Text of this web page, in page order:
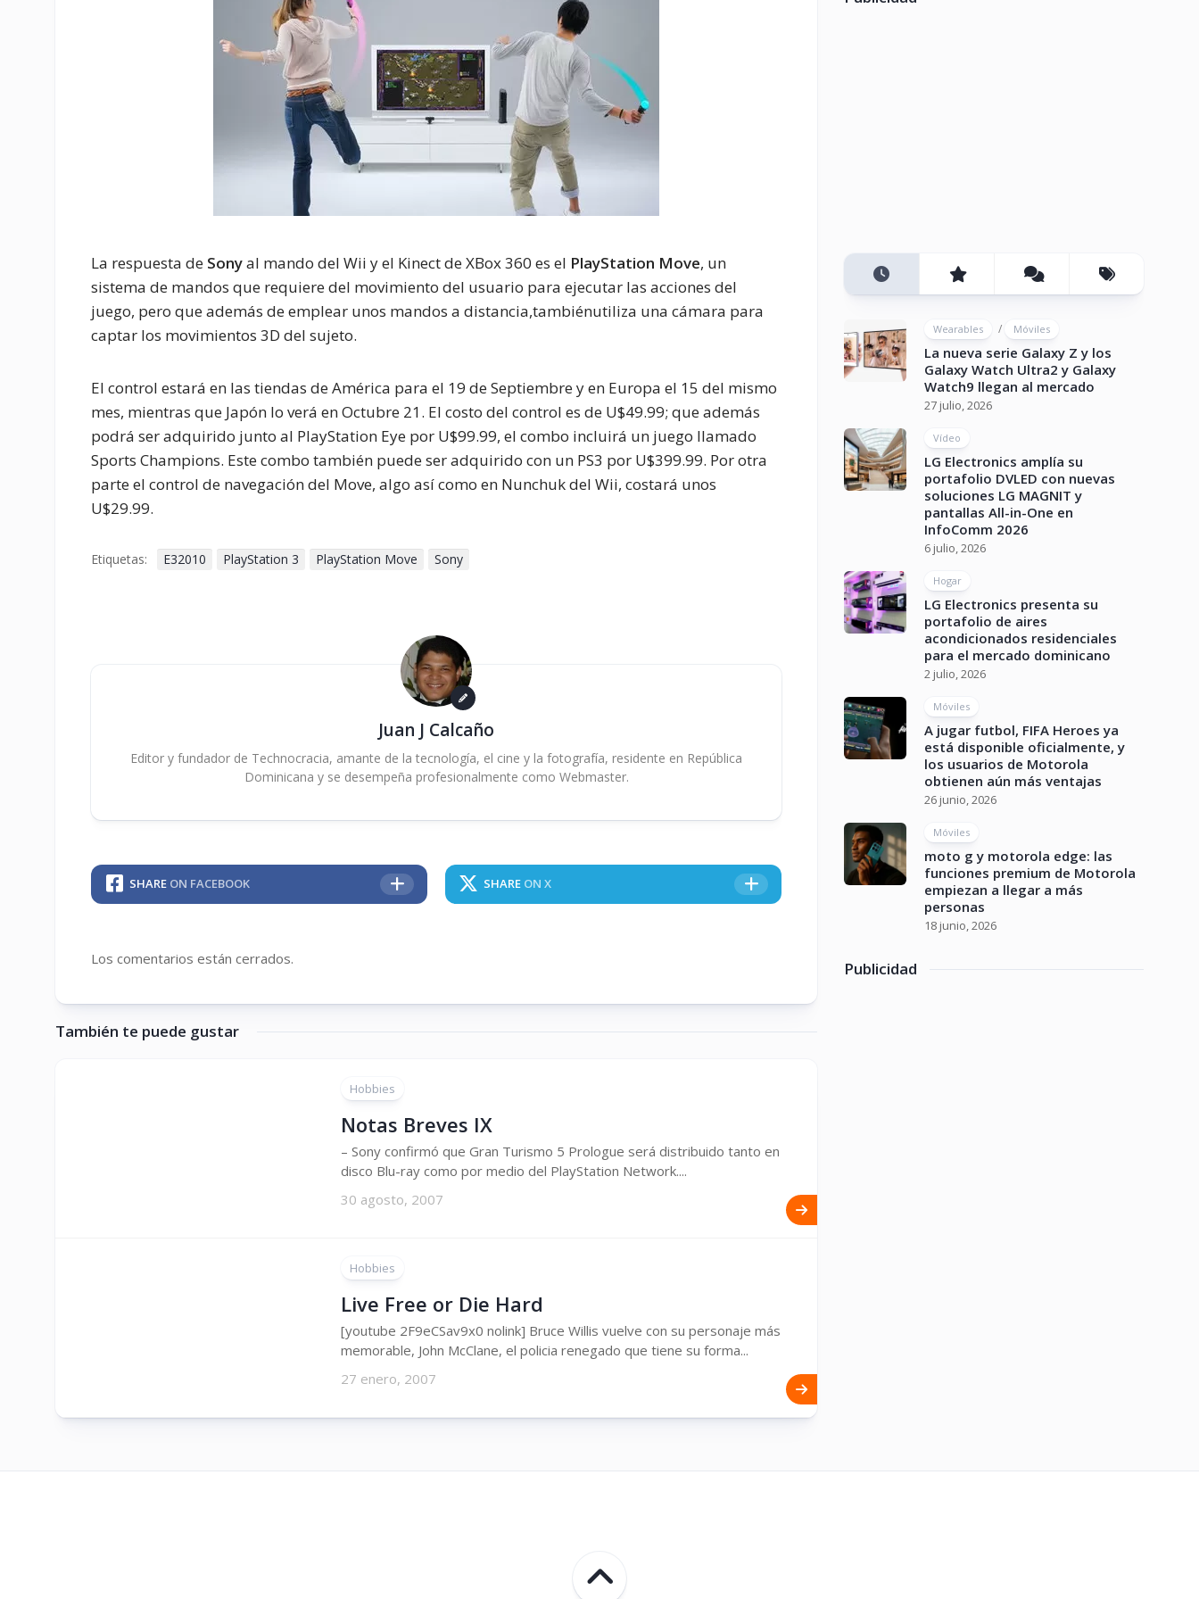
La respuesta de Sonyal mando del Wii y el Kinect de XBox 360 es el PlayStation Move, un
sistema de mandos que requiere del movimiento del usuario para ejecutar las acciones del
juego, pero que además de emplear unos mandos a distancia,tambiénutiliza una cámara para
captar los movimientos 3D del sujeto.
El control estará en las tiendas de América para el 19 de Septiembre y en Europa el 15 del mismo
mes, mientras que Japón lo verá en Octubre 21. El costo del control es de U$49.99; que además
podrá ser adquirido junto al PlayStation Eye por U$99.99, el combo incluirá un juego llamado
Sports Champions. Este combo también puede ser adquirido con un PS3 por U$399.99. Por otra
parte el control de navegación del Move, algo así como en Nunchuk del Wii, costará unos
U$29.99.
Etiquetas: E32010 PlayStation 3 PlayStation Move Sony
Juan J Calcaño
Editor y fundador de Technocracia, amante de la tecnología, el cine y la fotografía, residente en República
Dominicana y se desempeña profesionalmente como Webmaster.
SHARE ON FACEBOOK SHARE ON X
Los comentarios están cerrados.
También te puede gustar
Hobbies
Notas Breves IX
– Sony confirmó que Gran Turismo 5 Prologue será distribuido tanto en
disco Blu-ray como por medio del PlayStation Network....
30 agosto, 2007
Hobbies
Live Free or Die Hard
[youtube 2F9eCSav9x0 nolink] Bruce Willis vuelve con su personaje más
memorable, John McClane, el policia renegado que tiene su forma...
27 enero, 2007
Wearables / Móviles
La nueva serie Galaxy Z y los
Galaxy Watch Ultra2 y Galaxy
Watch9 llegan al mercado
27 julio, 2026
Vídeo
LG Electronics amplía su
portafolio DVLED con nuevas
soluciones LG MAGNIT y
pantallas All-in-One en
InfoComm 2026
6 julio, 2026
Hogar
LG Electronics presenta su
portafolio de aires
acondicionados residenciales
para el mercado dominicano
2 julio, 2026
Móviles
A jugar futbol, FIFA Heroes ya
está disponible oficialmente, y
los usuarios de Motorola
obtienen aún más ventajas
26 junio, 2026
Móviles
moto g y motorola edge: las
funciones premium de Motorola
empiezan a llegar a más
personas
18 junio, 2026
Publicidad